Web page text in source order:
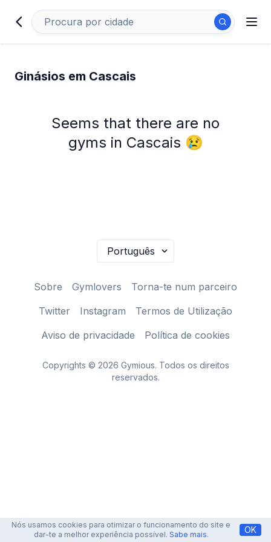
Ginásios em Cascais
Seems that there are no
gyms in Cascais 😢
Sobre Gymlovers
Torna-te num parceiro
Twitter
Instagram
Termos de Utilização
Aviso de privacidade
Política de cookies
Copyrights © 2026 Gymious. Todos os direitos
reservados.
Nós usamos cookies para otimizar o funcionamento do site e
dar-te a melhor experiência possível. Sabe mais. OK